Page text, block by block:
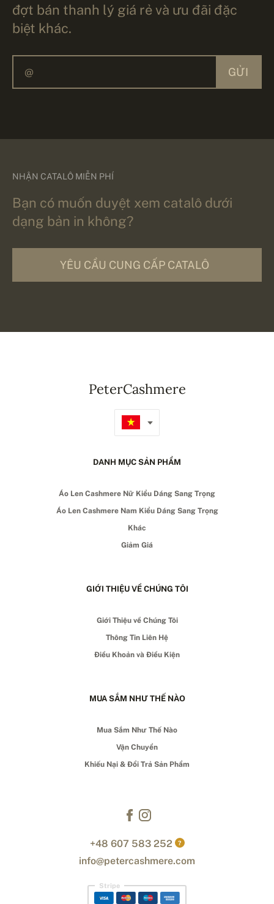
đợt bán thanh lý giá rẻ và ưu đãi đặc
biệt khác.
GỬI
NHẬN CATALÔ MIỄN PHÍ
Bạn có muốn duyệt xem catalô dưới
dạng bản in không?
YÊU CẦU CUNG CẤP CATALÔ
PeterCashmere
DANH MỤC SẢN PHẨM
Áo Len Cashmere Nữ Kiểu Dáng Sang Trọng
Áo Len Cashmere Nam Kiểu Dáng Sang Trọng
Khác
Giảm Giá
GIỚI THIỆU VỀ CHÚNG TÔI
Giới Thiệu về Chúng Tôi
Thông Tin Liên Hệ
Điều Khoản và Điều Kiện
MUA SẮM NHƯ THẾ NÀO
Mua Sắm Như Thế Nào
Vận Chuyển
Khiếu Nại & Đổi Trả Sản Phẩm
+48 607 583 252 ?
info@petercashmere.com
Stripe